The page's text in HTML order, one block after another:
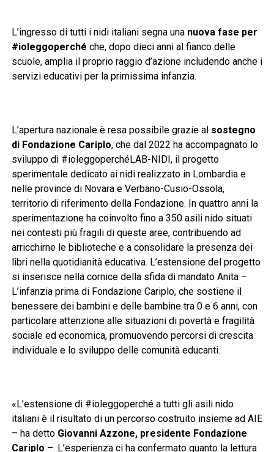
L’ingresso di tutti i nidi italiani segna una nuova fase per
#ioleggoperché che, dopo dieci anni al fianco delle
scuole, amplia il proprio raggio d’azione includendo anche i
servizi educativi per la primissima infanzia.
L’apertura nazionale è resa possibile grazie al sostegno
di Fondazione Cariplo, che dal 2022 ha accompagnato lo
sviluppo di #ioleggoperchéLAB-NIDI, il progetto
sperimentale dedicato ai nidi realizzato in Lombardia e
nelle province di Novara e Verbano-Cusio-Ossola,
territorio di riferimento della Fondazione. In quattro anni la
sperimentazione ha coinvolto fino a 350 asili nido situati
nei contesti più fragili di queste aree, contribuendo ad
arricchirne le biblioteche e a consolidare la presenza dei
libri nella quotidianità educativa. L’estensione del progetto
si inserisce nella cornice della sfida di mandato Anita –
L’infanzia prima di Fondazione Cariplo, che sostiene il
benessere dei bambini e delle bambine tra 0 e 6 anni, con
particolare attenzione alle situazioni di povertà e fragilità
sociale ed economica, promuovendo percorsi di crescita
individuale e lo sviluppo delle comunità educanti.
«L’estensione di #ioleggoperché a tutti gli asili nido
italiani è il risultato di un percorso costruito insieme ad AIE
– ha detto Giovanni Azzone, presidente Fondazione
Cariplo –. L’esperienza ci ha confermato quanto la lettura